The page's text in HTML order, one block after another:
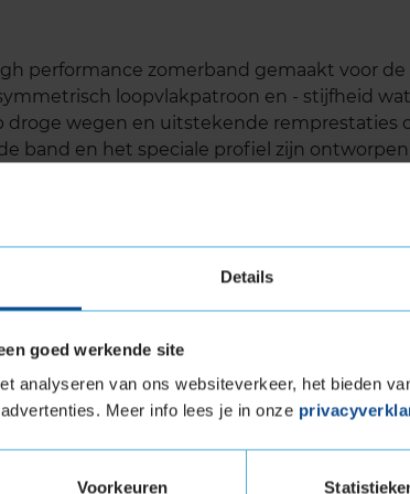
Details
goed werkende site
analyseren van ons websiteverkeer, het bieden
Meer info lees je in onze
Voorkeuren
performance zomerband gemaakt voor de
loopvlakpatroon en - stijfheid wat
droge wegen en uitstekende remprestaties
band en het speciale profiel zijn ontworpen
een lange levensduur
en rijcomfort te verhogen
Flat